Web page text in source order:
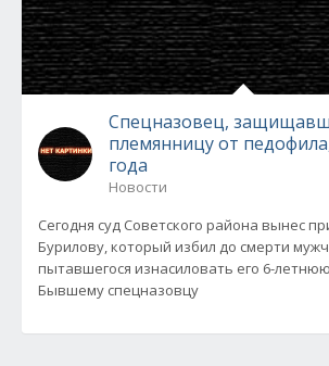
Спецназовец,
племянницу от
года
Новости
Сегодня суд Советского района вынес
Бурилову, который избил до смерти
пытавшегося изнасиловать его 6-
Бывшему спецназовцу